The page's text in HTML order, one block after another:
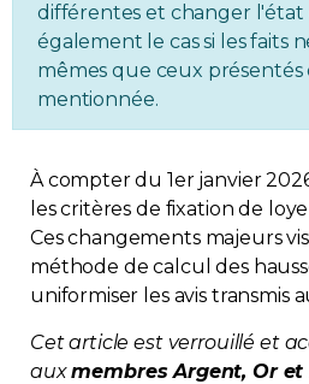
Copropriété
Environnement
App APQ
Médias
FAQ
différentes et changer l'état
également le cas si les faits
mêmes que ceux présentés
mentionnée.
À compter du 1er janvier
les critères de fixation de
Ces changements majeurs
méthode de calcul des
uniformiser les avis transmis
Cet article est verrouillé et
auxmembres Argent, Or